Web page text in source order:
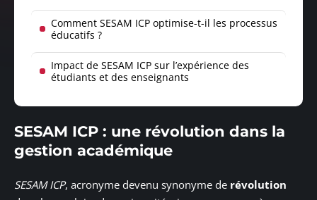
Comment SESAM ICP optimise-t-il les processus
éducatifs ?
Impact de SESAM ICP sur l’expérience des
étudiants et des enseignants
SESAM ICP : une révolution dans la
gestion académique
SESAM ICP, acronyme devenu synonyme de révolution